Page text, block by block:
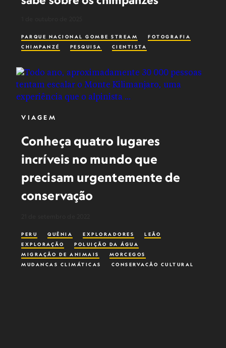
PARQUE NACIONAL GOMBE STREAM
FOTOGRAFIA
CHIMPANZÉ
PESQUISA CIENTISTA
VIAGEM
Conheça quatro lugares
incríveis no mundo que
precisam urgentemente de
conservação
PERU QUÊNIA EXPLORADORES
LEÃO
EXPLORAÇÃO
POLUIÇÃO DA ÁGUA
MIGRAÇÃO DE ANIMAIS
MORCEGOS
MUDANÇAS CLIMÁTICAS
CONSERVAÇÃO CULTURAL